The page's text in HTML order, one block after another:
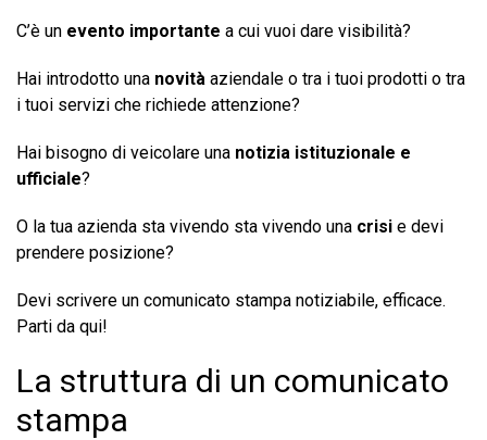
C’è un evento importante a cui vuoi dare visibilità?
Hai introdotto una novità aziendale o tra i tuoi prodotti o tra
i tuoi servizi che richiede attenzione?
Hai bisogno di veicolare una notizia istituzionale e
ufficiale?
O la tua azienda sta vivendo sta vivendo una crisi e devi
prendere posizione?
Devi scrivere un comunicato stampa notiziabile, efficace.
Parti da qui!
La struttura di un comunicato
stampa